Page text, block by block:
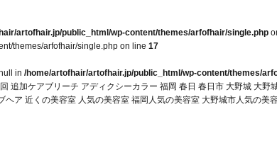
artofhair.jp/public_html/wp-content/themes/arfofhair/single.php
themes/arfofhair/single.php on line 17
in /home/artofhair/artofhair.jp/public_html/wp-content/themes/
追加ケアブリーチ アディクシーカラー 福岡 春日 春日市 大野城 大
ア 近くの美容室 人気の美容室 福岡人気の美容室 大野城市人気の美